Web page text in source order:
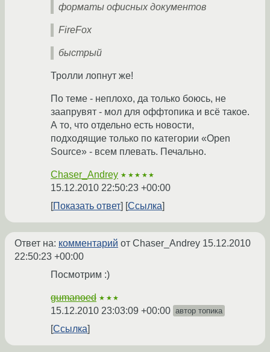
форматы офисных документов
FireFox
быстрый
Тролли лопнут же!
По теме - неплохо, да только боюсь, не
заапрувят - мол для оффтопика и всё такое.
А то, что отдельно есть новости,
подходящие только по категории «Open
Source» - всем плевать. Печально.
Chaser_Andrey ★★★★★
15.12.2010 22:50:23 +00:00
Показать ответ
Ссылка
Ответ на: комментарий от Chaser_Andrey 15.12.2010
22:50:23 +00:00
Посмотрим :)
gumanoed ★★★
15.12.2010 23:03:09 +00:00 автор топика
Ссылка